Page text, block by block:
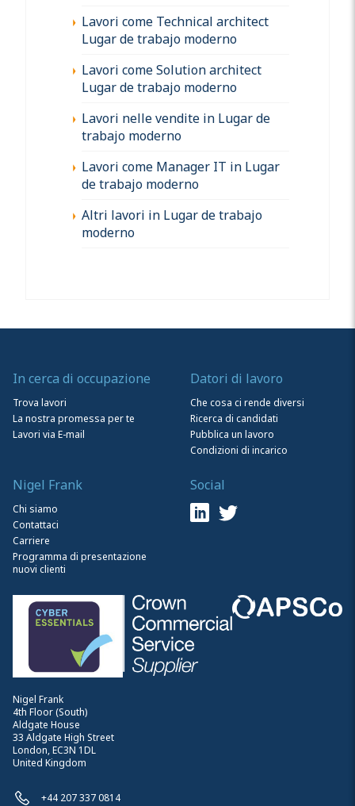
Lavori come Technical architect
Lugar de trabajo moderno
Lavori come Solution architect
Lugar de trabajo moderno
Lavori nelle vendite in Lugar de
trabajo moderno
Lavori come Manager IT in Lugar
de trabajo moderno
Altri lavori in Lugar de trabajo
moderno
Nigel Frank
4th Floor (South)
Aldgate House
33 Aldgate High Street
London, EC3N 1DL
United Kingdom
+44 207 337 0814
In cerca di occupazione
Trova lavori
La nostra promessa per te
Lavori via E-mail
Datori di lavoro
Che cosa ci rende diversi
Ricerca di candidati
Pubblica un lavoro
Condizioni di incarico
Nigel Frank
Chi siamo
Contattaci
Carriere
Programma di presentazione
nuovi clienti
Social